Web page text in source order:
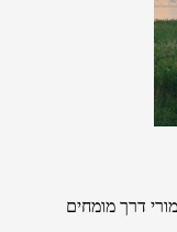
דרך מומחים